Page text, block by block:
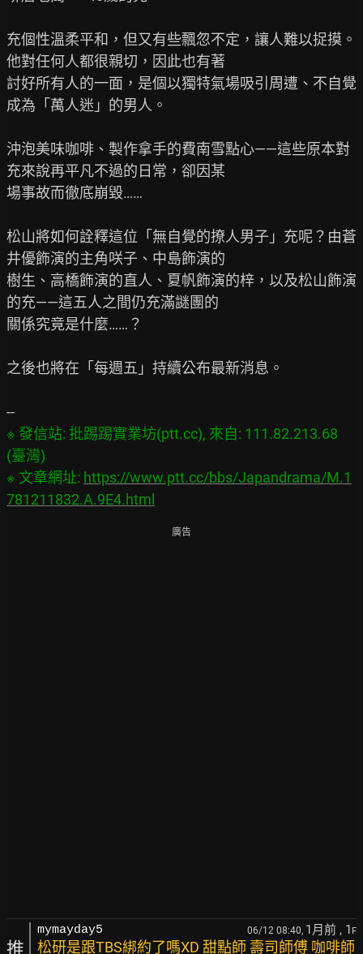
充個性溫柔平和，但又有些飄忽不定，讓人難以捉摸。
他對任何人都很親切，因此也有著
討好所有人的一面，是個以獨特氣場吸引周遭、不自覺
成為「萬人迷」的男人。
沖泡美味咖啡、製作拿手的費南雪點心——這些原本對
充來說再平凡不過的日常，卻因某
場事故而徹底崩毀……
松山將如何詮釋這位「無自覺的撩人男子」充呢？由蒼
井優飾演的主角咲子、中島飾演的
樹生、高橋飾演的直人、夏帆飾演的梓，以及松山飾演
的充——這五人之間仍充滿謎團的
關係究竟是什麼……？
之後也將在「每週五」持續公布最新消息。
※ 發信站: 批踢踢實業坊(ptt.cc), 來自: 111.82.213.68
(臺灣)
※ 文章網址: https://www.ptt.cc/bbs/Japandrama/M.1
781211832.A.9E4.html
廣告
推
mymayday5 06/12 08:40, 1月前 , 1 F
松研是跟TBS綁約了嗎XD 甜點師 壽司師傅 咖啡師